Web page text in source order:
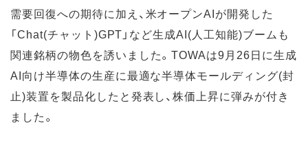
需要回復への期待に加え、米オープンAIが開発した
「Chat(チャット)GPT」など生成AI(人工知能)ブームも
関連銘柄の物色を誘いました。TOWAは9月26日に生成
AI向け半導体の生産に最適な半導体モールディング(封
止)装置を製品化したと発表し、株価上昇に弾みが付き
ました。